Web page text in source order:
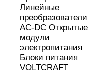
Линейные
преобразователи
AC-DC Открытые
модули
электропитания
Блоки питания
VOLTCRAFT